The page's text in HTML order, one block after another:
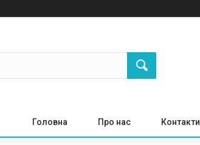
Головна Про нас Контакти